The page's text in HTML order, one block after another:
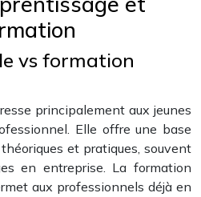
vs formation
principalement aux jeunes
Elle offre une base
et pratiques, souvent
en entreprise. La formation
aux professionnels déjà en